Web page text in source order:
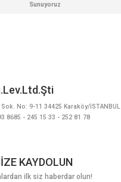
Sunuyoruz
No: 9-11 34425 Karaköy/İSTANBUL
8685 - 245 15 33 - 252 81 78
KAYDOLUN
ilk siz haberdar olun!